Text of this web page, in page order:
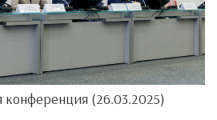
конференция (26.03.2025)